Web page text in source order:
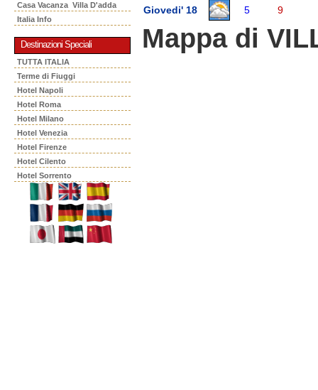
Casa Vacanza Villa D'adda
Italia Info
Destinazioni Speciali
TUTTA ITALIA
Terme di Fiuggi
Hotel Napoli
Hotel Roma
Hotel Milano
Hotel Venezia
Hotel Firenze
Hotel Cilento
Hotel Sorrento
Giovedi' 18
5 9
Mappa di